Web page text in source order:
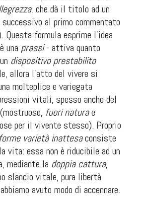
, che dà il titolo ad un
al primo commentato
formula esprime l’idea
una prassi- attiva quanto
dispositivo prestabilito
allora l’atto del vivere si
molteplice e variegata
vitali, spesso anche del
fuori naturae
per il vivente stesso). Proprio
varietà inattesaconsiste
vita: essa non è riducibile ad un
mediante la doppia cattura,
slancio vitale, pura libertà
avuto modo di accennare.